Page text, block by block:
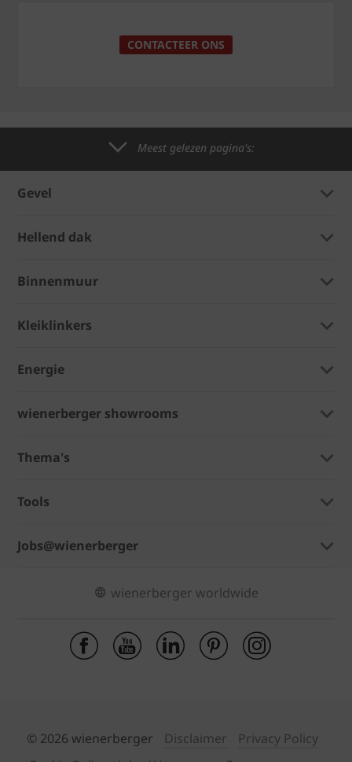
CONTACTEER ONS
Meest gelezen pagina's:
Gevel
Hellend dak
Binnenmuur
Kleiklinkers
Energie
wienerberger showrooms
Thema's
Tools
Jobs@wienerberger
wienerberger worldwide
© 2026 wienerberger Disclaimer
Privacy Policy